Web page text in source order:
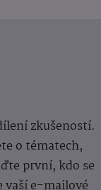
zkušeností.
o tématech,
první, kdo se